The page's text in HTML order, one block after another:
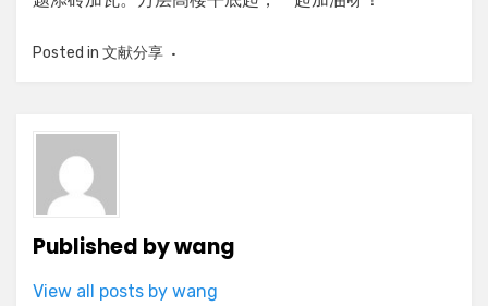
Posted in 文献分享
Published bywang
View all posts by wang